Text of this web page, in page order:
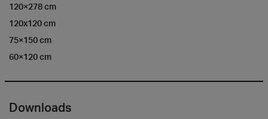
120×278 cm
120x120 cm
75×150 cm
60×120 cm
Downloads